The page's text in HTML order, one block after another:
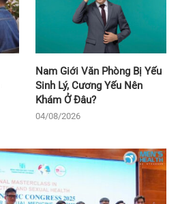
Nam Giới Văn Phòng Bị Yếu
Sinh Lý, Cương Yếu Nên
Khám Ở Đâu?
04/08/2026